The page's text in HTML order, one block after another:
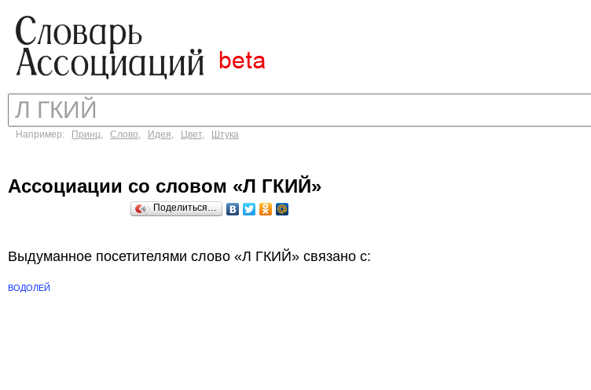
Например: Принц, Слово, Идея, Цвет, Штука
Ассоциации со словом «Л ГКИЙ»
Поделиться…
Выдуманное посетителями слово «Л ГКИЙ» связано с:
ВОДОЛЕЙ